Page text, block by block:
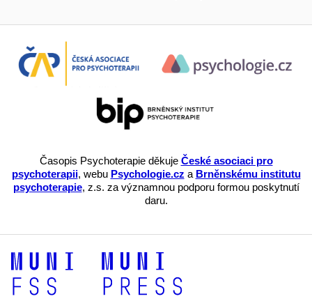
Časopis Psychoterapie děkuje České asociaci pro
psychoterapii, webu Psychologie.cz a Brněnskému institutu
psychoterapie, z.s. za významnou podporu formou poskytnutí
daru.